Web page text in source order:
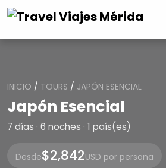
INICIO / TOURS / JAPÓN ESENCIAL
Japón Esencial
7 días · 6 noches · 1 país(es)
Desde$2,842USD por persona